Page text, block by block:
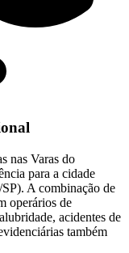
nas Varas do
para a cidade
A combinação de
operários de
acidentes de
também